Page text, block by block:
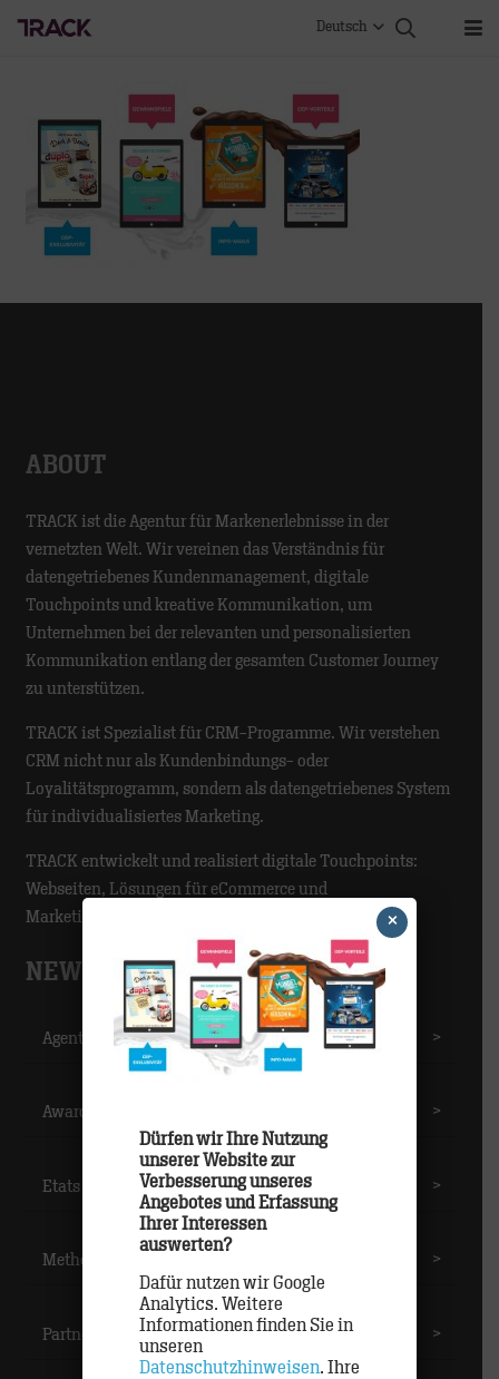
Deutsch
ABOUT
TRACK ist die Agentur für Markenerlebnisse in der
vernetzten Welt. Wir vereinen das Verständnis für
datengetriebenes Kundenmanagement, digitale
Touchpoints und kreative Kommunikation, um
Unternehmen bei der relevanten und personalisierten
Kommunikation entlang der gesamten Customer Journey
zu unterstützen.
TRACK ist Spezialist für CRM-Programme. Wir verstehen
CRM nicht nur als Kundenbindungs- oder
Loyalitätsprogramm, sondern als datengetriebenes System
für individualisiertes Marketing.
TRACK entwickelt und realisiert digitale Touchpoints:
Webseiten, Lösungen für eCommerce und
Marketingautomatisierung.
NEWS-CATEGORIES
Agentur >
Awards >
Etats >
Methoden >
Partner >
Dürfen wir Ihre Nutzung
unserer Website zur
Verbesserung unseres
Angebotes und Erfassung
Ihrer Interessen
auswerten?
Dafür nutzen wir Google
Analytics. Weitere
Informationen finden Sie in
unseren
Datenschutzhinweisen. Ihre
×